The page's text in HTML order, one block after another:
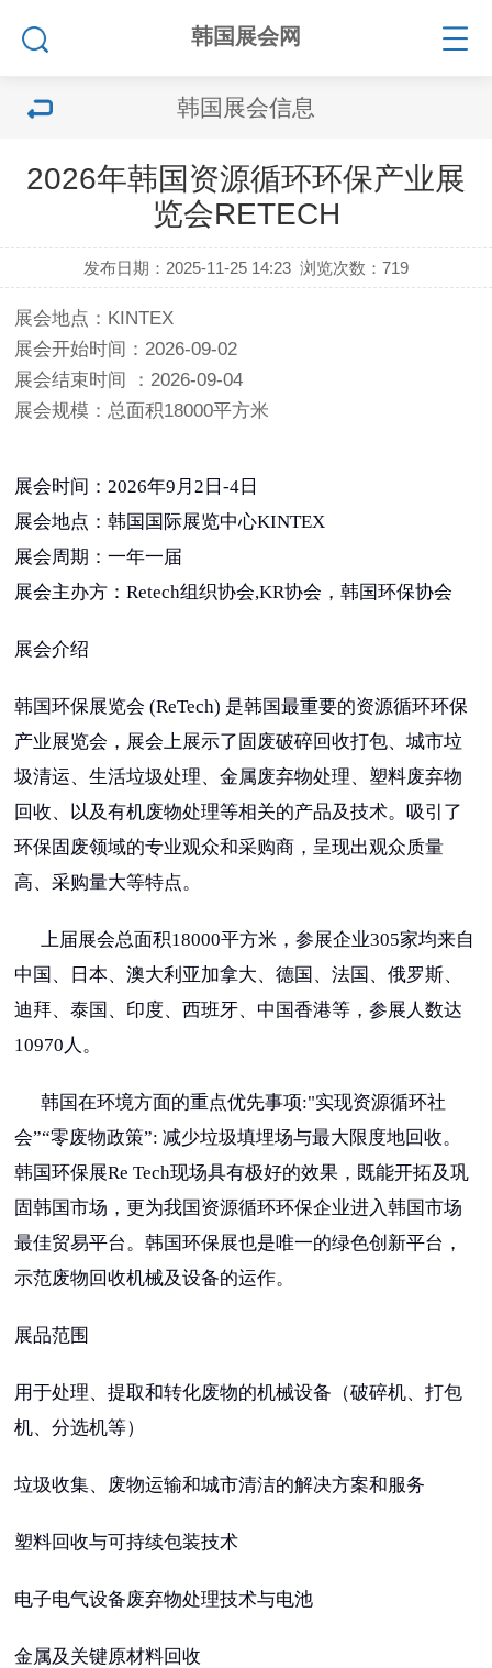
韩国展会网
韩国展会信息
2026年韩国资源循环环保产业展
览会RETECH
发布日期：2025-11-25 14:23 浏览次数：719
展会地点：KINTEX
展会开始时间：2026-09-02
展会结束时间 ：2026-09-04
展会规模：总面积18000平方米
展会时间：2026年9月2日-4日
展会地点：韩国国际展览中心KINTEX
展会周期：一年一届
展会主办方：Retech组织协会,KR协会，韩国环保协会
展会介绍
韩国环保展览会 (ReTech) 是韩国最重要的资源循环环保
产业展览会，展会上展示了固废破碎回收打包、城市垃
圾清运、生活垃圾处理、金属废弃物处理、塑料废弃物
回收、以及有机废物处理等相关的产品及技术。吸引了
环保固废领域的专业观众和采购商，呈现出观众质量
高、采购量大等特点。
上届展会总面积18000平方米 ，参展企业305家均来自
中国、日本、澳大利亚加拿大、德国、法国、俄罗斯、
迪拜、泰国、印度、西班牙、中国香港等，参展人数达
10970人。
韩国在环境方面的重点优先事项:"实现资源循环社
会”“零废物政策”: 减少垃圾填埋场与最大限度地回收。
韩国环保展Re Tech现场具有极好的效果，既能开拓及巩
固韩国市场，更为我国资源循环环保企业进入韩国市场
最佳贸易平台。韩国环保展也是唯一的绿色创新平台，
示范废物回收机械及设备的运作。
展品范围
用于处理、提取和转化废物的机械设备（破碎机、打包
机、分选机等）
垃圾收集、废物运输和城市清洁的解决方案和服务
塑料回收与可持续包装技术
电子电气设备废弃物处理技术与电池
金属及关键原材料回收